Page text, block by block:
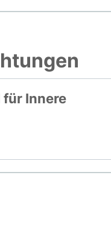
Innere